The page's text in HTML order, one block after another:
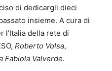
di dedicargli dieci
insieme. A cura di
l’Italia della rete di
Roberto Volsa,
Fabiola Valverde.